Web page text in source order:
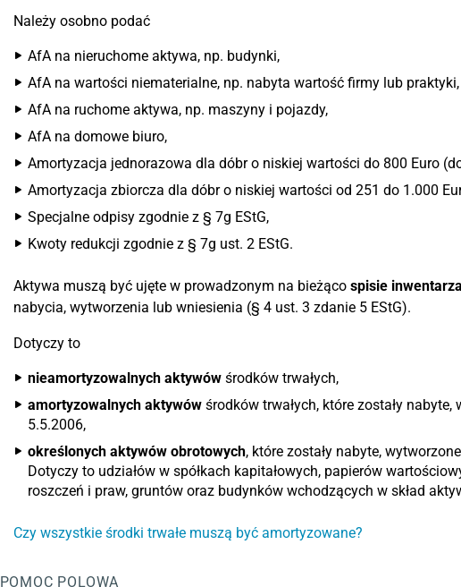
Należy osobno podać
AfA na nieruchome aktywa, np. budynki,
AfA na wartości niematerialne, np. nabyta wartość firmy lub praktyki,
AfA na ruchome aktywa, np. maszyny i pojazdy,
AfA na domowe biuro,
Amortyzacja jednorazowa dla dóbr o niskiej wartości do 800 Euro
Amortyzacja zbiorcza dla dóbr o niskiej wartości od 251 do 1.000
Specjalne odpisy zgodnie z § 7g EStG,
Kwoty redukcji zgodnie z § 7g ust. 2 EStG.
Aktywa muszą być ujęte w prowadzonym na bieżąco spisie inwentarza
nabycia, wytworzenia lub wniesienia (§ 4 ust. 3 zdanie 5 EStG).
Dotyczy to
nieamortyzowalnych aktywówśrodków trwałych,
amortyzowalnych aktywówśrodków trwałych, które zostały
5.5.2006,
określonych aktywów obrotowych, które zostały nabyte,
Dotyczy to udziałów w spółkach kapitałowych, papierów
roszczeń i praw, gruntów oraz budynków wchodzących w skład
Czy wszystkie środki trwałe muszą być amortyzowane?
POMOC POLOWA